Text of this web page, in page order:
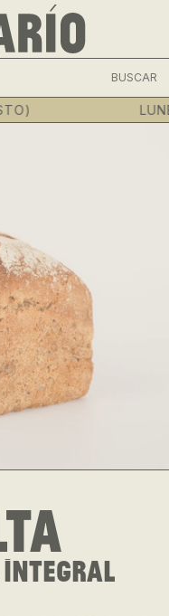
BUSCAR
integral